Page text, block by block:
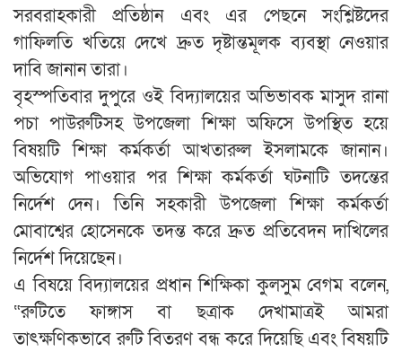
সরবরাহকারী প্রতিষ্ঠান এবং এর পেছনে সংশ্লিষ্টদের
গাফিলতি খতিয়ে দেখে দ্রুত দৃষ্টান্তমূলক ব্যবস্থা নেওয়ার
দাবি জানান তারা।
বৃহস্পতিবার দুপুরে ওই বিদ্যালয়ের অভিভাবক মাসুদ রানা
পচা পাউরুটিসহ উপজেলা শিক্ষা অফিসে উপস্থিত হয়ে
বিষয়টি শিক্ষা কর্মকর্তা আখতারুল ইসলামকে জানান।
অভিযোগ পাওয়ার পর শিক্ষা কর্মকর্তা ঘটনাটি তদন্তের
নির্দেশ দেন। তিনি সহকারী উপজেলা শিক্ষা কর্মকর্তা
মোবাশ্বের হোসেনকে তদন্ত করে দ্রুত প্রতিবেদন দাখিলের
নির্দেশ দিয়েছেন।
এ বিষয়ে বিদ্যালয়ের প্রধান শিক্ষিকা কুলসুম বেগম বলেন,
“রুটিতে ফাঙ্গাস বা ছত্রাক দেখামাত্রই আমরা
তাৎক্ষণিকভাবে রুটি বিতরণ বন্ধ করে দিয়েছি এবং বিষয়টি